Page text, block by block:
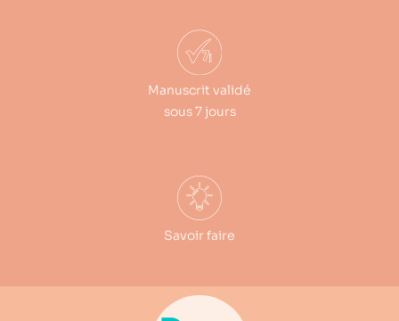
Manuscrit validé
sous 7 jours
Savoir faire